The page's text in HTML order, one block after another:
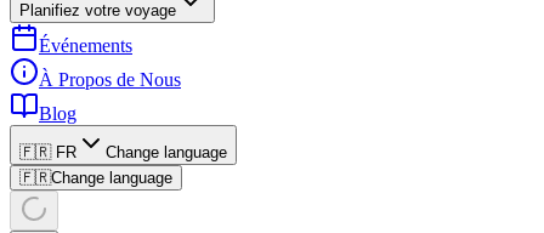
Planifiez votre voyage
Événements
À Propos de Nous
Blog
🇫🇷 FR
Change language
🇫🇷Change language